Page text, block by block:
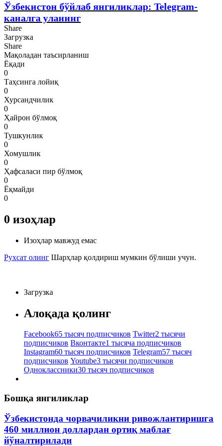
Ўзбекистон бўйлаб янгиликлар: Telegram-
каналга уланинг
Share
Загрузка
Share
Мақоладан таъсирланиш
Ёқади
0
Таҳсинга лойиқ
0
Хурсандчилик
0
Ҳайрон бўлмоқ
0
Тушкунлик
0
Хомушлик
0
Ҳафсаласи пир бўлмоқ
0
Ёқмайди
0
0 изоҳлар
Изоҳлар мавжуд емас
Рухсат олинг Шарҳлар қолдириш мумкин бўлиши учун.
Загрузка
Алоқада қолинг
Facebook65 тысяч подписчиков Twitter2 тысячи
подписчиков Вконтакте1 тысяча подписчиков
Instagram60 тысяч подписчиков Telegram57 тысяч
подписчиков Youtube3 тысячи подписчиков
Одноклассники30 тысяч подписчиков
Бошқа янгиликлар
Ўзбекистонда чорвачиликни ривожлантиришга
460 миллион доллардан ортиқ маблағ
йўналтирилади